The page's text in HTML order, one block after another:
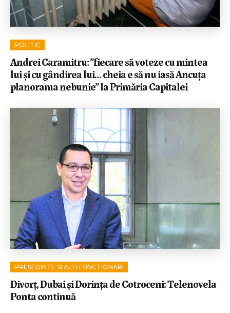
POLITIC
Andrei Caramitru: ”fiecare să voteze cu mintea
lui și cu gândirea lui… cheia e să nu iasă Ancuța
planorama nebunie” la Primăria Capitalei
PRESEDINTE SI ALTI FUNCTIONARI
Divorț, Dubai și Dorința de Cotroceni: Telenovela
Ponta continuă